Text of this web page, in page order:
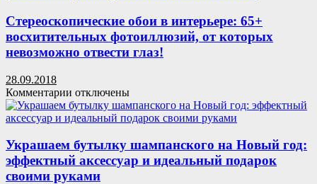
кухонных
столов:
разнообразие
форм,
Стереоскопические обои в интерьере: 65+
восхитительных фотоиллюзий, от которых
невозможно отвести глаз!
28.09.2018
Комментарии к
записи
Стереоскопические
в
интерьере:
65+
восхитительных
отключены
Украшаем бутылку шампанского на Новый год:
эффектный аксессуар и идеальный подарок
своими руками